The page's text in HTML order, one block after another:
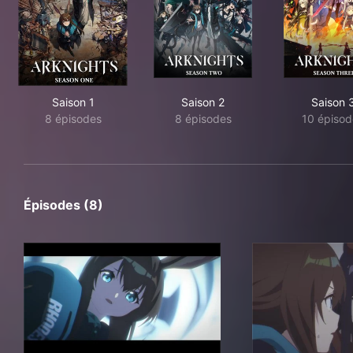
Saison 1
8 épisodes
Saison 2
8 épisodes
Saison
10
Épisodes (8)